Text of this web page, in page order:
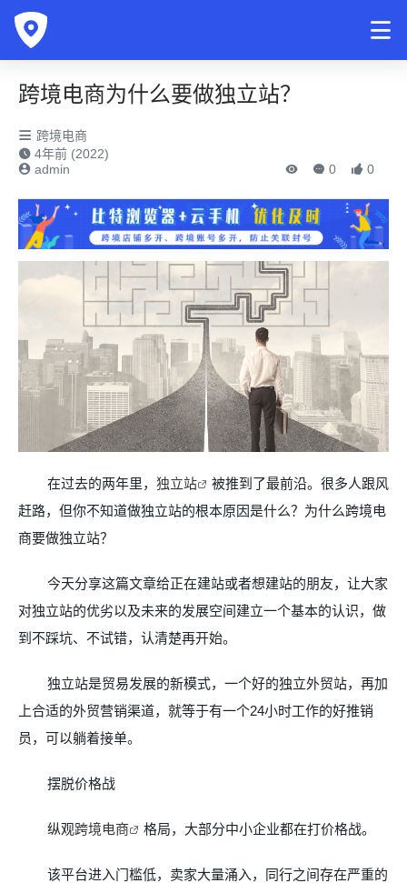
跨境电商为什么要做独立站？
跨境电商
4年前 (2022)
admin
0 0
在过去的两年里， 独立站
被推到了最前沿。很多人跟风
赶路，但你不知道做独立站的根本原因是什么？为什么跨境电
商要做独立站？
今天分享这篇文章给正在建站或者想建站的朋友，让大家
对独立站的优劣以及未来的发展空间建立一个基本的认识， 做
到不踩坑、不试错，认清楚再开始。
独立站是贸易发展的新模式，一个好的独立外贸站，再加
上合适的外贸营销渠道，就等于有一个24小时工作的好推销
员，可以躺着接单。
摆脱价格战
纵观跨境电商 格局，大部分中小企业都在打价格战。
该平台进入门槛低，卖家大量涌入，同行之间存在严重的